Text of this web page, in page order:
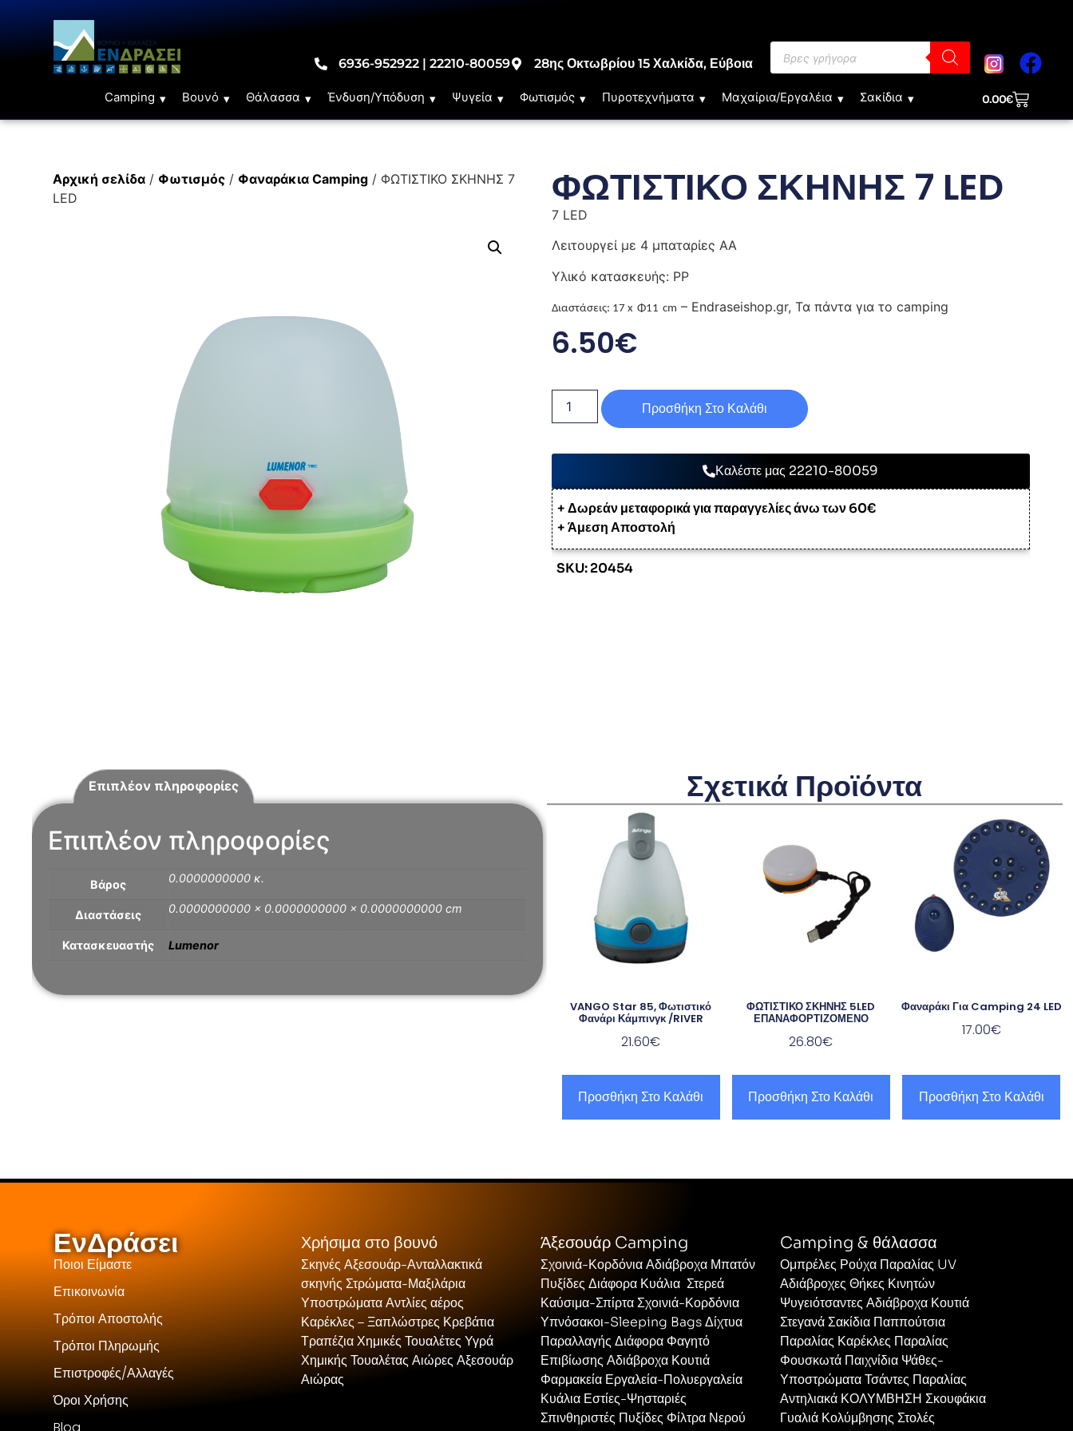
6936-952922 | 22210-80059 28ης Οκτωβρίου 15 Χαλκίδα, Εύβοια
Camping Βουνό Θάλασσα Ένδυση/Υπόδυση Ψυγεία Φωτισμός Πυροτεχνήματα Μαχαίρια/Εργαλέια Σακίδια 0.00€
Αρχική σελίδα / Φωτισμός / Φαναράκια Camping / ΦΩΤΙΣΤΙΚΟ ΣΚΗΝΗΣ 7
LED
ΦΩΤΙΣΤΙΚΟ ΣΚΗΝΗΣ 7 LED
7 LED
Λειτουργεί με 4 μπαταρίες ΑΑ
Υλικό κατασκευής: PP
Διαστάσεις: 17 x Φ11 cm – Endraseishop.gr, Τα πάντα για το camping
6.50€
Προσθήκη Στο Καλάθι
Καλέστε μας 22210-80059
+ Δωρεάν μεταφορικά για παραγγελίες άνω των 60€
+ Άμεση Αποστολή
SKU: 20454
Επιπλέον πληροφορίες
Επιπλέον πληροφορίες
Βάρος 0.0000000000 κ.
Διαστάσεις 0.0000000000 × 0.0000000000 × 0.0000000000 cm
Κατασκευαστής Lumenor
Σχετικά Προϊόντα
VANGO Star 85, Φωτιστικό
Φανάρι Κάμπινγκ /RIVER
21.60€
Προσθήκη Στο Καλάθι
ΦΩΤΙΣΤΙΚΟ ΣΚΗΝΗΣ 5LED
ΕΠΑΝΑΦΟΡΤΙΖΟΜΕΝΟ
26.80€
Προσθήκη Στο Καλάθι
Φαναράκι Για Camping 24 LED
17.00€
Προσθήκη Στο Καλάθι
ΕνΔράσει
Ποιοι Είμαστε
Επικοινωνία
Τρόποι Αποστολής
Τρόποι Πληρωμής
Επιστροφές/Αλλαγές
Όροι Χρήσης
Blog
Χρήσιμα στο βουνό
Σκηνές Αξεσουάρ-Ανταλλακτικά
σκηνής Στρώματα-Μαξιλάρια
Υποστρώματα Αντλίες αέρος
Καρέκλες – Ξαπλώστρες Κρεβάτια
Τραπέζια Χημικές Τουαλέτες Υγρά
Χημικής Τουαλέτας Αιώρες Αξεσουάρ
Αιώρας
Άξεσουάρ Camping
Σχοινιά-Κορδόνια Αδιάβροχα Μπατόν
Πυξίδες Διάφορα Κυάλια Στερεά
Καύσιμα-Σπίρτα Σχοινιά-Κορδόνια
Υπνόσακοι-Sleeping Bags Δίχτυα
Παραλλαγής Διάφορα Φαγητό
Επιβίωσης Αδιάβροχα Κουτιά
Φαρμακεία Εργαλεία-Πολυεργαλεία
Κυάλια Εστίες-Ψησταριές
Σπινθηριστές Πυξίδες Φίλτρα Νερού
Camping & θάλασσα
Ομπρέλες Ρούχα Παραλίας UV
Αδιάβροχες Θήκες Κινητών
Ψυγειότσαντες Αδιάβροχα Κουτιά
Στεγανά Σακίδια Παππούτσια
Παραλίας Καρέκλες Παραλίας
Φουσκωτά Παιχνίδια Ψάθες-
Υποστρώματα Τσάντες Παραλίας
Αντηλιακά ΚΟΛΥΜΒΗΣΗ Σκουφάκια
Γυαλιά Κολύμβησης Στολές